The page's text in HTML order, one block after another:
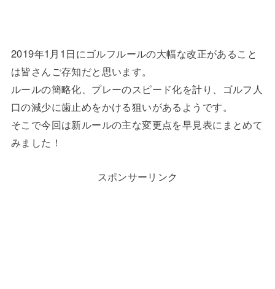
2019年1月1日にゴルフルールの大幅な改正があること
は皆さんご存知だと思います。
ルールの簡略化、プレーのスピード化を計り、ゴルフ人
口の減少に歯止めをかける狙いがあるようです。
そこで今回は新ルールの主な変更点を早見表にまとめて
みました！
スポンサーリンク